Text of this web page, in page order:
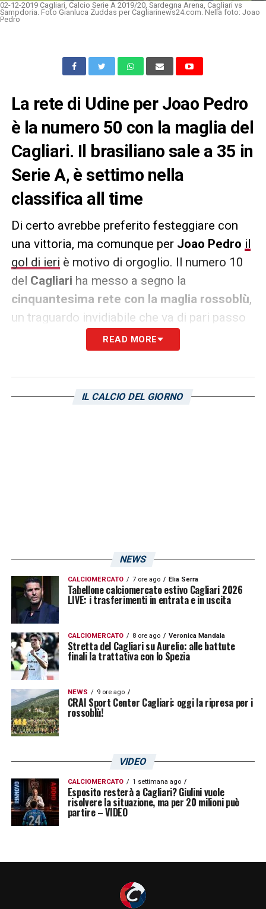
02-12-2019 Cagliari, Calcio Serie A 2019/20, Sardegna Arena, Cagliari vs
Sampdoria. Foto Gianluca Zuddas per Cagliarinews24.com. Nella foto: Joao
Pedro
La rete di Udine per Joao Pedro
è la numero 50 con la maglia del
Cagliari. Il brasiliano sale a 35 in
Serie A, è settimo nella
classifica all time
Di certo avrebbe preferito festeggiare con
una vittoria, ma comunque per Joao Pedro il
gol di ieri è motivo di orgoglio. Il numero 10
del Cagliari ha messo a segno la
cinquantesima rete con la maglia rossoblù,
un traguardo invidiabile che va di pari passo
con il record personale stagionale che viene
ritoccato di giornata in giornata. Arrivato in
brasiliano, pur utilizzato a centrocampo
Newsletter
In Serie A le marcature di
casacca delCagliarisono dunque 35, un
bottino che gli vale l’aggancio a MarcoSau
nella classifica all time della società. Un
provvisorio: basterà una rete per raggiungere
AlessandroMatri, quattro per affiancare la
bandiera DanieleConti.
READ MORE
IL CALCIO DEL GIORNO
NEWS
CALCIOMERCATO 7 ore ago Elia Serra
Tabellone calciomercato estivo Cagliari 2026
LIVE: i trasferimenti in entrata e in uscita
CALCIOMERCATO 8 ore ago Veronica Mandala
Stretta del Cagliari su Aurelio: alle battute
finali la trattativa con lo Spezia
NEWS 9 ore ago
CRAI Sport Center Cagliari: oggi la ripresa per i
rossoblù!
VIDEO
CALCIOMERCATO 1 settimana ago
Esposito resterà a Cagliari? Giulini vuole
risolvere la situazione, ma per 20 milioni può
partire – VIDEO